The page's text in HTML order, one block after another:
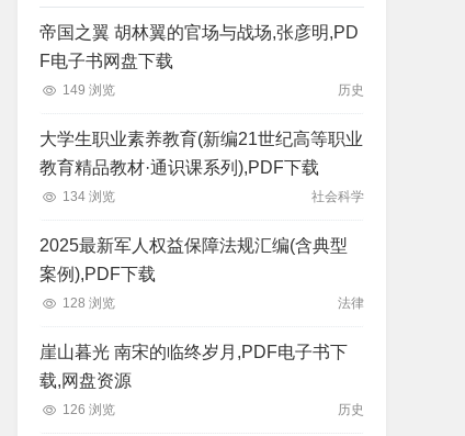
帝国之翼 胡林翼的官场与战场,张彦明,PD
F电子书网盘下载
149 浏览 历史
大学生职业素养教育(新编21世纪高等职业
教育精品教材·通识课系列),PDF下载
134 浏览 社会科学
2025最新军人权益保障法规汇编(含典型
案例),PDF下载
128 浏览 法律
崖山暮光 南宋的临终岁月,PDF电子书下
载,网盘资源
126 浏览 历史